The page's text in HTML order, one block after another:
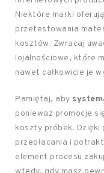
Niektóre marki
przetestowania
kosztów. Zwracaj
lojalnościowe, które
nawet całkowicie je
Pamiętaj, aby
ponieważ promocje
koszty próbek. Dzięki
przepłacania i
element procesu